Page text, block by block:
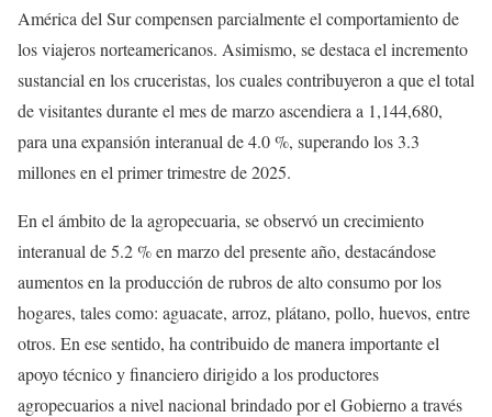
América del Sur compensen parcialmente el comportamiento de
los viajeros norteamericanos. Asimismo, se destaca el incremento
sustancial en los cruceristas, los cuales contribuyeron a que el total
de visitantes durante el mes de marzo ascendiera a 1,144,680,
para una expansión interanual de 4.0 %, superando los 3.3
millones en el primer trimestre de 2025.
En el ámbito de la agropecuaria, se observó un crecimiento
interanual de 5.2 % en marzo del presente año, destacándose
aumentos en la producción de rubros de alto consumo por los
hogares, tales como: aguacate, arroz, plátano, pollo, huevos, entre
otros. En ese sentido, ha contribuido de manera importante el
apoyo técnico y financiero dirigido a los productores
agropecuarios a nivel nacional brindado por el Gobierno a través